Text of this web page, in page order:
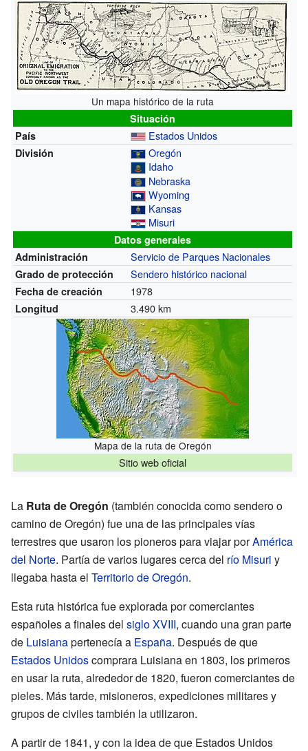
Un mapa histórico de la ruta
Situación
País
Estados Unidos
División
Oregón
Idaho
Nebraska
Wyoming
Kansas
Misuri
Datos generales
Administración
Servicio de Parques Nacionales
Grado de protección Sendero histórico nacional
Fecha de creación 1978
Longitud 3.490 km
Mapa de la ruta de Oregón
Sitio web oficial
La Ruta de Oregón (también conocida como sendero o
camino de Oregón) fue una de las principales vías
terrestres que usaron los pioneros para viajar porAmérica
del Norte. Partía de varios lugares cerca del río Misuri y
llegaba hasta el Territorio de Oregón.
Esta ruta histórica fue explorada por comerciantes
españoles a finales del siglo XVIII, cuando una gran parte
de Luisianapertenecía a España. Después de que
Estados Unidoscomprara Luisiana en 1803, los primeros
en usar la ruta, alrededor de 1820, fueron comerciantes de
pieles. Más tarde, misioneros, expediciones militares y
grupos de civiles también la utilizaron.
A partir de 1841, y con la idea de que Estados Unidos